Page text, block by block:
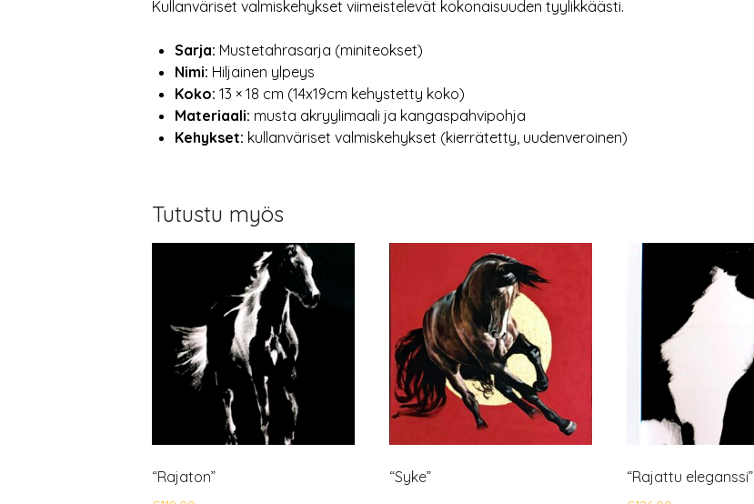
Kullanväriset valmiskehykset viimeistelevät kokonaisuuden tyylikkäästi.
Sarja: Mustetahrasarja (miniteokset)
Nimi: Hiljainen ylpeys
Koko: 13 × 18 cm (14x19cm kehystetty koko)
Materiaali: musta akryylimaali ja kangaspahvipohja
Kehykset: kullanväriset valmiskehykset (kierrätetty, uudenveroinen)
Tutustu myös
“Rajaton” “Syke” “Rajattu eleganssi”